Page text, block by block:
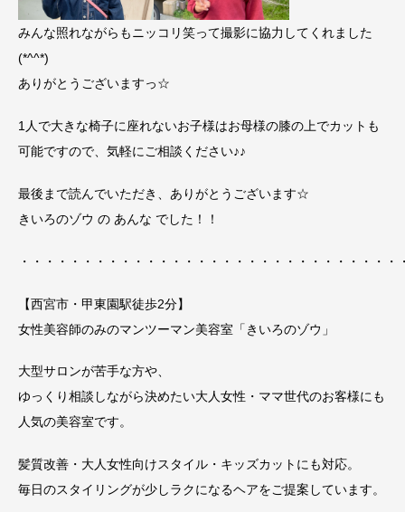
みんな照れながらもニッコリ笑って撮影に協力してくれました
(*^^*)
ありがとうございますっ☆
1人で大きな椅子に座れないお子様はお母様の膝の上でカットも
可能ですので、気軽にご相談ください♪♪
最後まで読んでいただき、ありがとうございます☆
きいろのゾウ の あんな でした！！
・・・・・・・・・・・・・・・・・・・・・・・・・・・・・・
【西宮市・甲東園駅徒歩2分】
女性美容師のみのマンツーマン美容室「きいろのゾウ」
大型サロンが苦手な方や、
ゆっくり相談しながら決めたい大人女性・ママ世代のお客様にも
人気の美容室です。
髪質改善・大人女性向けスタイル・キッズカットにも対応。
毎日のスタイリングが少しラクになるヘアをご提案しています。